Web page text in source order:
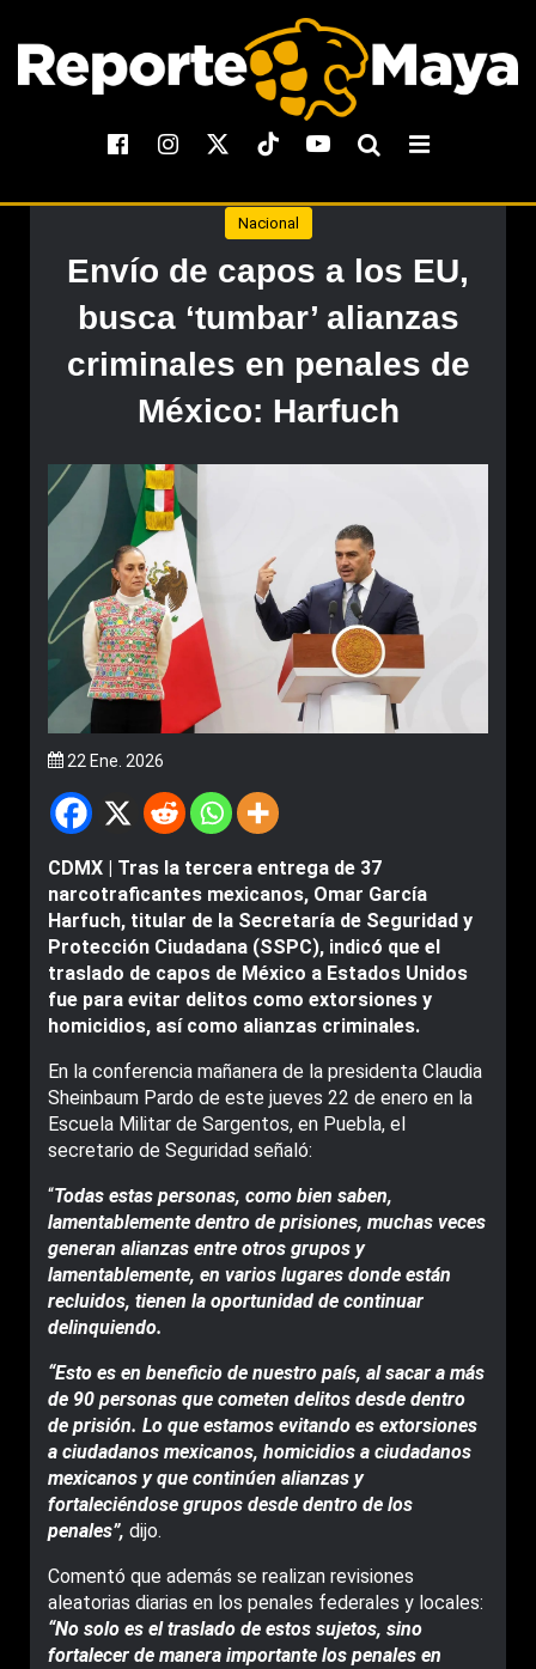
Nacional
Envío de capos a los EU,
busca ‘tumbar’ alianzas
criminales en penales de
México: Harfuch
22 Ene. 2026
CDMX | Tras la tercera entrega de 37
narcotraficantes mexicanos, Omar García
Harfuch, titular de la Secretaría de Seguridad y
Protección Ciudadana (SSPC), indicó que el
traslado de capos de México a Estados Unidos
fue para evitar delitos como extorsiones y
homicidios, así como alianzas criminales.
En la conferencia mañanera de la presidenta Claudia
Sheinbaum Pardo de este jueves 22 de enero en la
Escuela Militar de Sargentos, en Puebla, el
secretario de Seguridad señaló:
“Todas estas personas, como bien saben,
lamentablemente dentro de prisiones, muchas veces
generan alianzas entre otros grupos y
lamentablemente, en varios lugares donde están
recluidos, tienen la oportunidad de continuar
delinquiendo.
“Esto es en beneficio de nuestro país, al sacar a más
de 90 personas que cometen delitos desde dentro
de prisión. Lo que estamos evitando es extorsiones
a ciudadanos mexicanos, homicidios a ciudadanos
mexicanos y que continúen alianzas y
fortaleciéndose grupos desde dentro de los
penales”, dijo.
Comentó que además se realizan revisiones
aleatorias diarias en los penales federales y locales:
“No solo es el traslado de estos sujetos, sino
fortalecer de manera importante los penales en